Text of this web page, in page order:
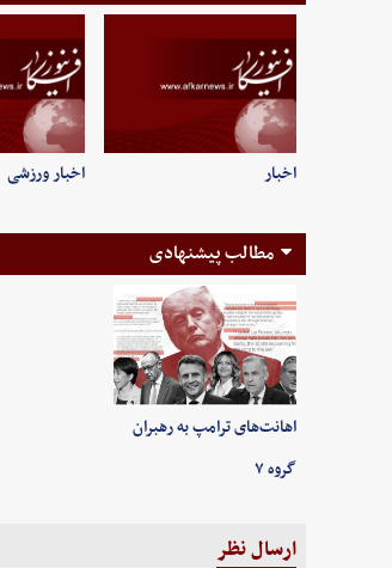
اخبار اخبار ورزشی
مطالب پیشنهادی
اهانت‌های ترامپ به رهبران
گروه ۷
ارسال نظر